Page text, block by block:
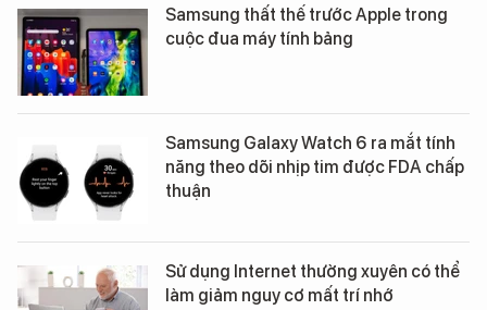
Samsung thất thế trước Apple trong
cuộc đua máy tính bảng
Samsung Galaxy Watch 6 ra mắt tính
năng theo dõi nhịp tim được FDA chấp
thuận
Sử dụng Internet thường xuyên có thể
làm giảm nguy cơ mất trí nhớ